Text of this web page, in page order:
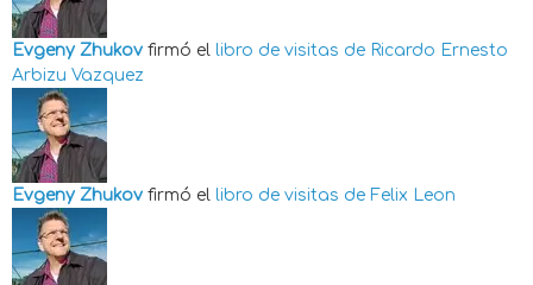
Evgeny Zhukov firmó el libro de visitas de Ricardo Ernesto
Arbizu Vazquez
Evgeny Zhukov firmó el libro de visitas de Felix Leon